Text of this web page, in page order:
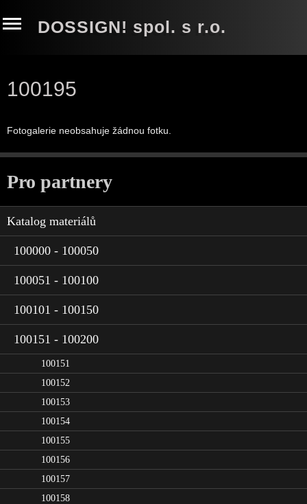
DOSSIGN! spol. s r.o.
100195
Fotogalerie neobsahuje žádnou fotku.
Pro partnery
Katalog materiálů
100000 - 100050
100051 - 100100
100101 - 100150
100151 - 100200
100151
100152
100153
100154
100155
100156
100157
100158